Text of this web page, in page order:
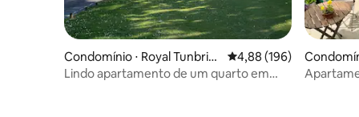
Condomínio ⋅ Royal Tunbrid
ge Wells
4,88 de uma avaliação
4,88 (196)
Lindo apartamento de um quarto em